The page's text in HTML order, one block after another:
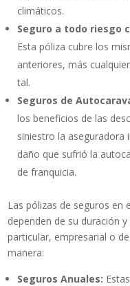
climáticos.
Seguro a todo riesgo
Esta póliza cubre los
anteriores, más
tal.
Seguros de
los beneficios de las
siniestro la aseguradora
daño que sufrió la
de franquicia.
Las pólizas de seguros en
dependen de su duración
particular, empresarial o
manera:
Seguros Anuales: